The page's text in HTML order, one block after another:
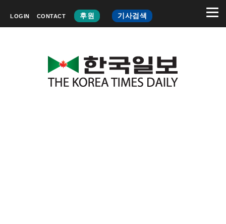
LOGIN CONTACT 후원 기사검색